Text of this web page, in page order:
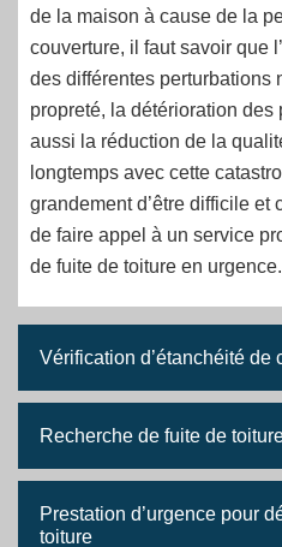
de la maison à cause de la
couverture, il faut savoir que
des différentes perturbations
propreté, la détérioration des
aussi la réduction de la
longtemps avec cette
grandement d’être difficile et
de faire appel à un service
de fuite de toiture en urgence.
Vérification d’étanchéité de
Recherche de fuite de
Prestation d’urgence pour
toiture